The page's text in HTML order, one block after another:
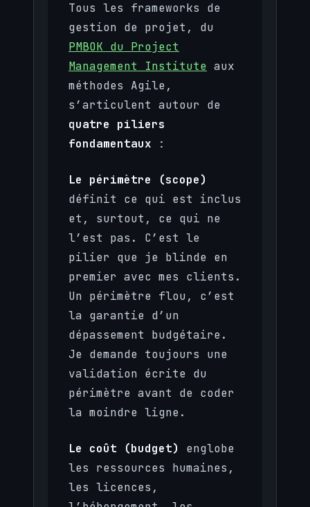
Tous les frameworks de
gestion de projet, du
PMBOK du Project
Management Institute aux
méthodes Agile,
s’articulent autour de
quatre piliers
fondamentaux :
Le périmètre (scope)
définit ce qui est inclus
et, surtout, ce qui ne
l’est pas. C’est le
pilier que je blinde en
premier avec mes clients.
Un périmètre flou, c’est
la garantie d’un
dépassement budgétaire.
Je demande toujours une
validation écrite du
périmètre avant de coder
la moindre ligne.
Le coût (budget)
englobe
les ressources humaines,
les licences,